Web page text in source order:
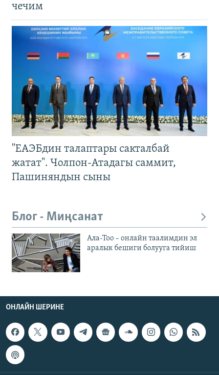
чечим
"ЕАЭБдин талаптары сакталбай
жатат". Чолпон-Атадагы саммит,
Пашиняндын сыны
Блог - Миңсанат
Ала-Тоо – онлайн таалимдин эл
аралык бешиги болууга тийиш
ОНЛАЙН ШЕРИНЕ